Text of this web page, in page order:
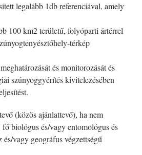
legalább 1db referenciával, amely
100 km2 területű, folyóparti ártérrel
térkép
és monitorozását és
szúnyoggyérítés kivitelezésében
(közös ajánlattevő), ha nem
biológus és/vagy entomológus és
vagy geográfus végzettségű